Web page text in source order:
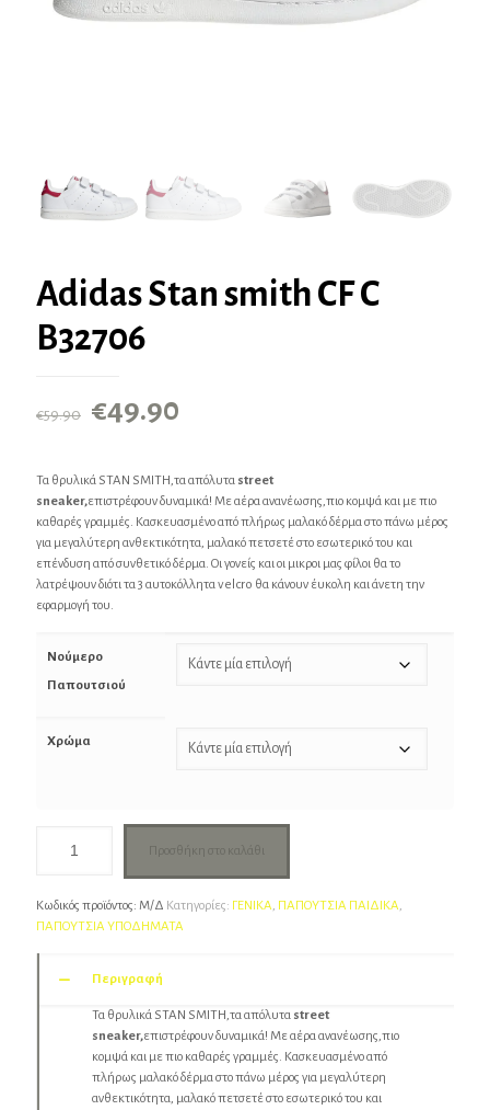
Adidas Stan smith CF C
B32706
€59.90
Original
was:
€59.90.
€49.90
τιμή
είναι:
€49.90.
Τα θρυλικά STAN SMITH,τα απόλυτα street
sneaker,επιστρέφουν δυναμικά! Με αέρα ανανέωσης,πιο κομψά και με πιο
καθαρές γραμμές. Κασκευασμένο από πλήρως μαλακό δέρμα στο πάνω μέρος
για μεγαλύτερη ανθεκτικότητα, μαλακό πετσετέ στο εσωτερικό του και
επένδυση από συνθετικό δέρμα. Οι γονείς και οι μικροι μας φίλοι θα το
λατρέψουν διότι τα 3 αυτοκόλλητα velcro θα κάνουν έυκολη και άνετη την
εφαρμογή του.
Νούμερο
Παπουτσιού
Χρώμα
Προσθήκη στο καλάθι
Κωδικός προϊόντος: Μ/Δ Κατηγορίες: ΓΕΝΙΚΑ ΠΑΠΟΥΤΣΙΑ ΠΑΙΔΙΚΑ
ΠΑΠΟΥΤΣΙΑ ΥΠΟΔΗΜΑΤΑ
Περιγραφή
Τα θρυλικά STAN SMITH,τα απόλυτα street
sneaker,επιστρέφουν δυναμικά! Με αέρα ανανέωσης,πιο
κομψά και με πιο καθαρές γραμμές. Κασκευασμένο από
πλήρως μαλακό δέρμα στο πάνω μέρος για μεγαλύτερη
ανθεκτικότητα, μαλακό πετσετέ στο εσωτερικό του και